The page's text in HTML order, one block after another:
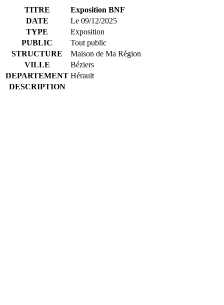
TITRE
Exposition BNF
DATE
Le 09/12/2025
TYPE
Exposition
PUBLIC
Tout public
STRUCTURE
Maison de Ma Région
VILLE
Béziers
DEPARTEMENT Hérault
DESCRIPTION